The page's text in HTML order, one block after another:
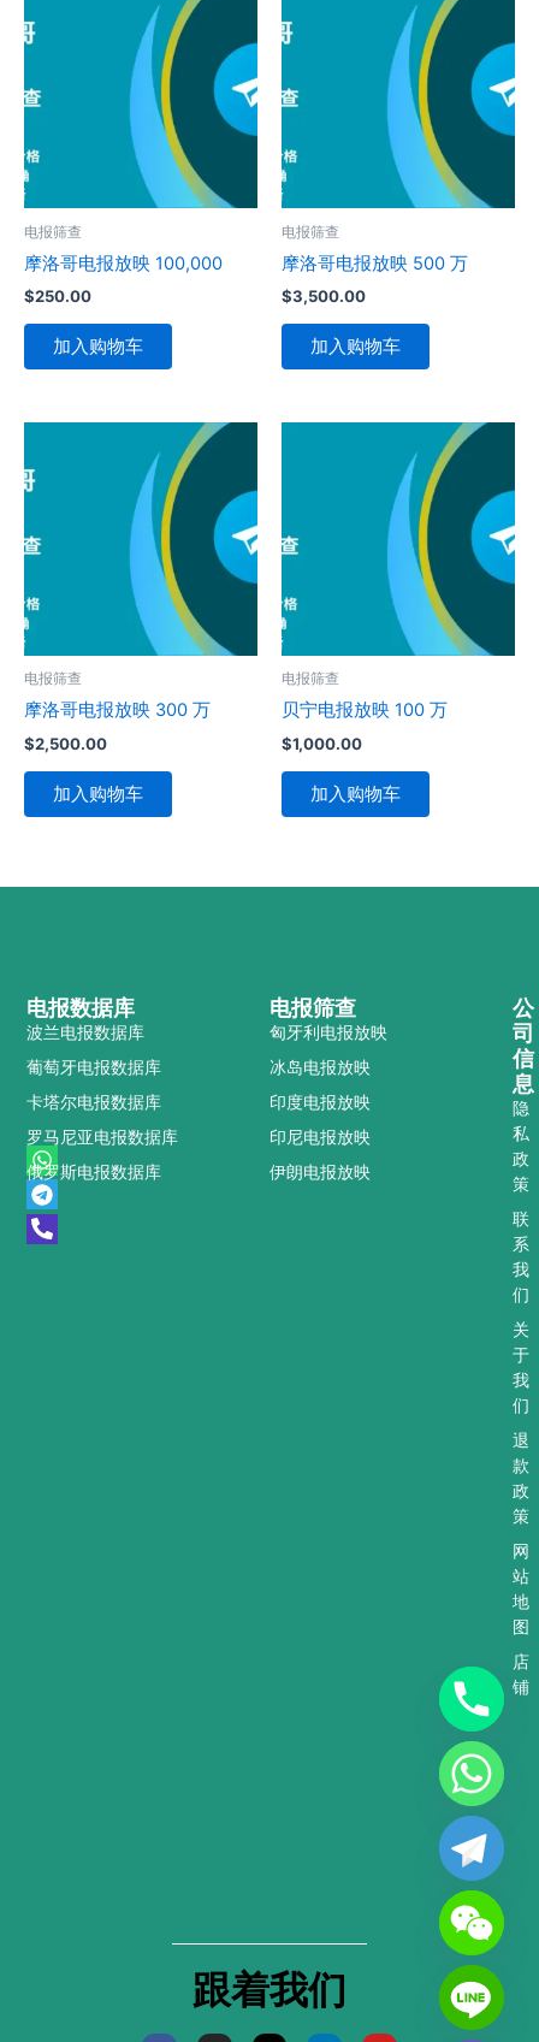
电报筛查
摩洛哥电报放映 100,000
$250.00
加入购物车
电报筛查
摩洛哥电报放映 500 万
$3,500.00
加入购物车
电报筛查
摩洛哥电报放映 300 万
$2,500.00
加入购物车
电报筛查
贝宁电报放映 100 万
$1,000.00
加入购物车
W
h
a
t
s
T
e
l
e
g
P
h
o
n
e
电报筛查
匈牙利电报放映
冰岛电报放映
印度电报放映
印尼电报放映
伊朗电报放映
电报数据库
波兰电报数据库
葡萄牙电报数据库
卡塔尔电报数据库
罗马尼亚电报数据库
俄罗斯电报数据库
公
司
信
息
隐
私
政
策
联
系
我
们
关
于
我
们
退
款
政
策
网
站
地
图
店
铺
跟着我们